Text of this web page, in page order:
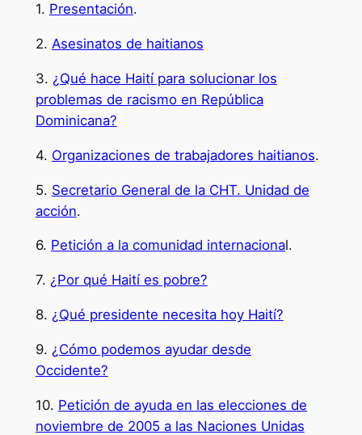
1. Presentación.
2. Asesinatos de haitianos
3. ¿Qué hace Haití para solucionar los
problemas de racismo en República
Dominicana?
4. Organizaciones de trabajadores haitianos.
5. Secretario General de la CHT. Unidad de
acción.
6. Petición a la comunidad internacional.
7. ¿Por qué Haití es pobre?
8. ¿Qué presidente necesita hoy Haití?
9. ¿Cómo podemos ayudar desde
Occidente?
10. Petición de ayuda en las elecciones de
noviembre de 2005 a las Naciones Unidas